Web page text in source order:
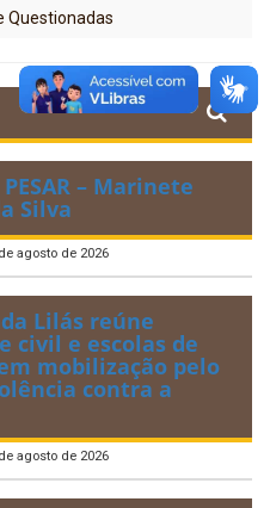
Questionadas
PESAR – Marinete
Silva
agosto de 2026
Lilás reúne
civil e escolas de
mobilização pelo
contra a
agosto de 2026